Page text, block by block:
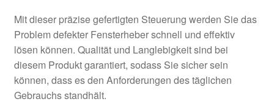
Lieferung
Mein Konto
Über uns
Mit dieser präzise gefertigten Steuerung werden Sie das
Problem defekter Fensterheber schnell und effektiv
lösen können. Qualität und Langlebigkeit sind bei
diesem Produkt garantiert, sodass Sie sicher sein
können, dass es den Anforderungen des täglichen
Gebrauchs standhält.